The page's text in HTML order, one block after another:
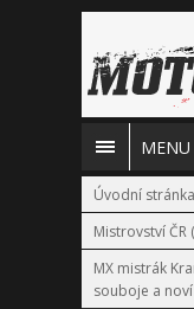
MENU
Úvodní stránka
Mistrovství ČR
MX mistrák
souboje a